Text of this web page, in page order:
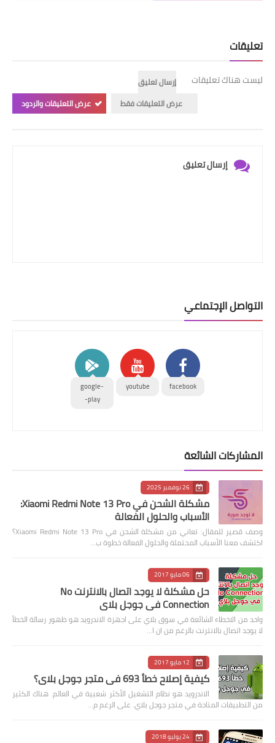
تعليقات
ليست هناك تعليقات
إرسال تعليق
عرض التعليقات فقط
عرض التعليقات والردود
إرسال تعليق
التواصل الإجتماعي
facebook
youtube
google-
play-
المشاركات الشائعة
26 نوفمبر 2025
مشكلة الشحن في Xiaomi Redmi Note 13 Pro:
الأسباب والحلول الفعالة
وصف قصير للمقال: تعاني من مشكلة الشحن في Xiaomi Redmi Note 13 Pro؟
اكتشف معنا الأسباب المحتملة والحلول الفعالة خطوة ب…
06 مايو 2017
حل مشكلة لا يوجد اتصال بالانترنت No
Connection في جوجل بلاي
واحد من الاخطاء الشائعة في سوق بلاي على اجهزة الاندرويد هو ظهور رسالة الخطأ
لا يوجد اتصال بالانترنت بالرغم من ان ا…
12 مايو 2017
كيفية إصلاح خطأ 693 في متجر جوجل بلاي؟
الاندرويد هو نظام التشغيل الأكثر شعبية في العالم. هناك الكثير
من التطبيقات المتاحة في متجر جوجل بلاي. على الرغم م…
24 يوليو 2018